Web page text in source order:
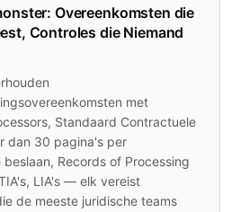
Overeenkomsten die
Controles die Niemand
met
Standaard Contractuele
dan 30 pagina's per
Records of Processing
LIA's — elk vereist
de meeste juridische teams